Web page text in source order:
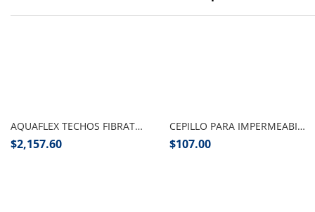
AQUAFLEX TECHOS FIBRATADO 4 AÑOS CUBETA MAPEI
$2,157.60
CEPILLO PARA IMPERMEABILIZAR
$107.00